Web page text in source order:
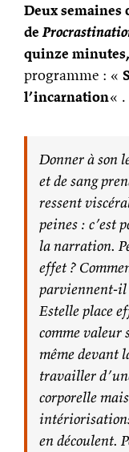
Deux semaines
de
quinze
programme : «
l’incarnation« .
Donner à son
et de sang
ressent
peines : c’est
la narration.
effet ?
parviennent-il
Estelle place
comme valeur
même devant
travailler
corporelle
en découlent.